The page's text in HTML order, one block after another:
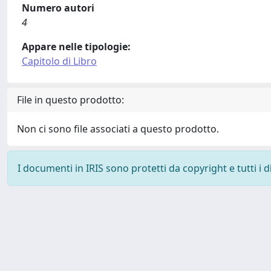
Numero autori
4
Appare nelle tipologie:
Capitolo di Libro
File in questo prodotto:
Non ci sono file associati a questo prodotto.
I documenti in IRIS sono protetti da copyright e tutti i